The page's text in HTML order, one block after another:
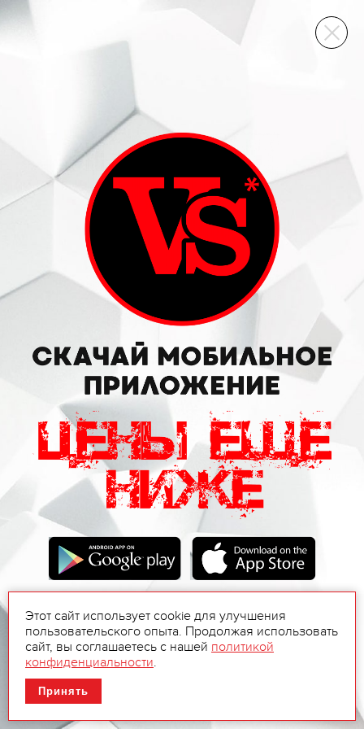
ВИННЫЙ СКЛАД
Этот сайт использует cookie для улучшения
пользовательского опыта. Продолжая использовать
сайт, вы соглашаетесь с нашей политикой
конфиденциальности.
Принять